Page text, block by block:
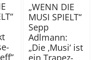
„WENN DIE
MUSI SPIELT“
Sepp
Adlmann:
„Die ‚Musi‘ ist
ein Trapez-